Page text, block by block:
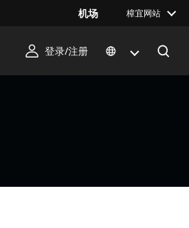
机场 樟宜网站
登录/注册